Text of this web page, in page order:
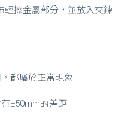
輕擦金屬部分，並放入夾鍊
都屬於正常現象
±50mm的差距